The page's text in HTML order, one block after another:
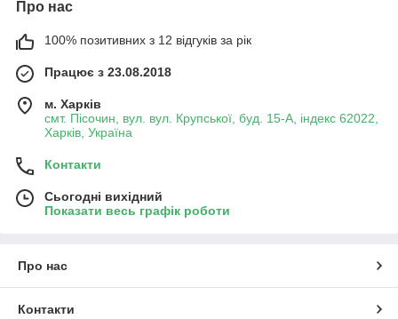
Про нас
100% позитивних з 12 відгуків за рік
Працює з 23.08.2018
м. Харків
смт. Пісочин, вул. вул. Крупської, буд. 15-А, індекс 62022,
Харків, Україна
Контакти
Сьогодні вихідний
Показати весь графік роботи
Про нас
Контакти